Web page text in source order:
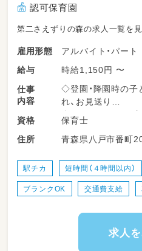
認可保育園
第二さえずりの森の求人一覧を
雇用形態
アルバイト・パート
給与
時給1,150円 〜
仕事
内容
◇登園・降園時の子
れ、お見送り
◇子どもたちの見守
などの戸外活動の引
◇排泄の自立サポー
◇楽しいもぐもぐ
◇お昼寝（午睡）の
◇お部屋の清掃や、
◇季節の行事やイベ
資格
保育士
住所
青森県八戸市番町
駅チカ 短時間（４時間以内）
ブランクOK 交通費支給
求人